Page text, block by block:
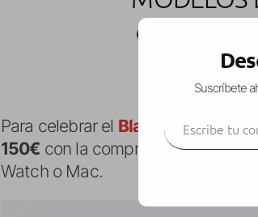
Para celebrar el Black Fridayde
150€ con la compra de varios de
Watch o Mac.
Suscríbete